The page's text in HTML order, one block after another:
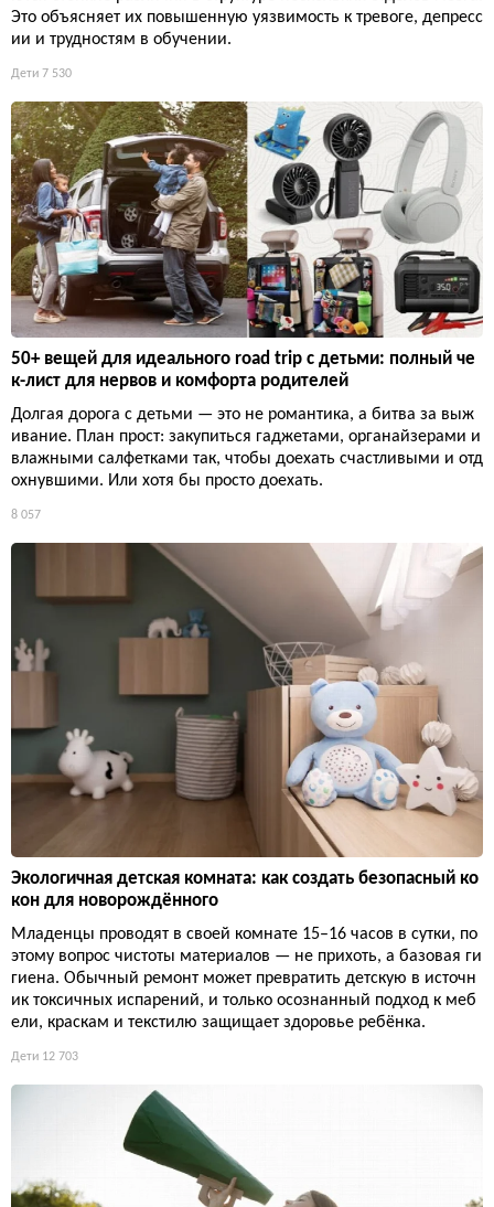
Это объясняет их повышенную уязвимость к тревоге, депресс
ии и трудностям в обучении.
Дети 7 530
50+ вещей для идеального road trip с детьми: полный че
к-лист для нервов и комфорта родителей
Долгая дорога с детьми — это не романтика, а битва за выж
ивание. План прост: закупиться гаджетами, органайзерами и
влажными салфетками так, чтобы доехать счастливыми и отд
охнувшими. Или хотя бы просто доехать.
8 057
Экологичная детская комната: как создать безопасный ко
кон для новорождённого
Младенцы проводят в своей комнате 15–16 часов в сутки, по
этому вопрос чистоты материалов — не прихоть, а базовая ги
гиена. Обычный ремонт может превратить детскую в источн
ик токсичных испарений, и только осознанный подход к меб
ели, краскам и текстилю защищает здоровье ребёнка.
Дети 12 703